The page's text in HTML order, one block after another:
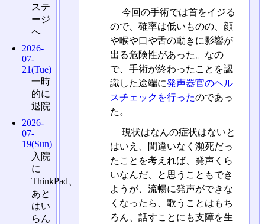
今回の手術では首をイジる
ので、確率は低いものの、顔
や喉や口や舌の動きに影響が
出る危険性があった。なの
で、手術が終わったことを認
識した途端に発声器官のヘル
スチェックを行ったのであっ
た。
現状はなんの症状はないと
はいえ、間違いなく瀕死だっ
たことを考えれば、発声くら
いなんだ、と思うこともでき
ようが、流暢に発声ができな
くなったら、歌うことはもち
ろん、話すことにも支障を生
ステ
ージ
へ
2026-
07-
21(Tue)
一時
的に
退院
2026-
07-
19(Sun)
入院
に
ThinkPad、
あと
はい
らん